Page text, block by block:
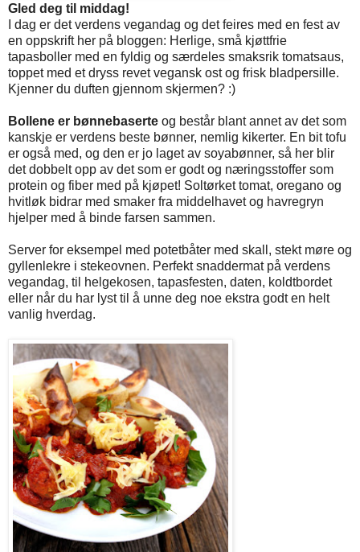
Gled deg til middag!
I dag er det verdens vegandag og det feires med en fest av
en oppskrift her på bloggen: Herlige, små kjøttfrie
tapasboller med en fyldig og særdeles smaksrik tomatsaus,
toppet med et dryss revet vegansk ost og frisk bladpersille.
Kjenner du duften gjennom skjermen? :)
Bollene er bønnebaserte og består blant annet av det som
kanskje er verdens beste bønner, nemlig kikerter. En bit tofu
er også med, og den er jo laget av soyabønner, så her blir
det dobbelt opp av det som er godt og næringsstoffer som
protein og fiber med på kjøpet! Soltørket tomat, oregano og
hvitløk bidrar med smaker fra middelhavet og havregryn
hjelper med å binde farsen sammen.
Server for eksempel med potetbåter med skall, stekt møre og
gyllenlekre i stekeovnen. Perfekt snaddermat på verdens
vegandag, til helgekosen, tapasfesten, daten, koldtbordet
eller når du har lyst til å unne deg noe ekstra godt en helt
vanlig hverdag.